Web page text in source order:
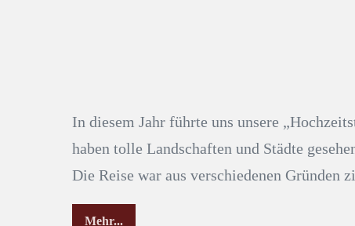
In diesem Jahr führte uns unsere
haben tolle Landschaften und Städte
Die Reise war aus verschiedenen Gründen
Mehr...